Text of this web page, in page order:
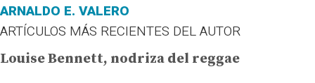
ARNALDO E. VALERO
ARTÍCULOS MÁS RECIENTES DEL AUTOR
Louise Bennett, nodriza del reggae